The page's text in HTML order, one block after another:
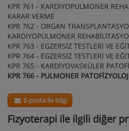
KPR 761 - KARDİYOPULMONER
KARAR VERME
KPR 762 - ORGAN
KARDİYOPULMONER
KPR 763 - EGZERSİZ TESTLERİ VE
KPR 764 - EGZERSİZ TESTLERİ VE
KPR 765 - KARDİYOVASKÜLER
KPR 766 - PULMONER
E-posta ile bilgi
Fizyoterapi ile ilgili diğer